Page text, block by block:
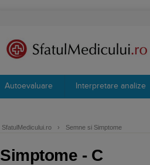
Autoevaluare Interpretare analize
SfatulMedicului.ro › Semne si Simptome
Simptome - C